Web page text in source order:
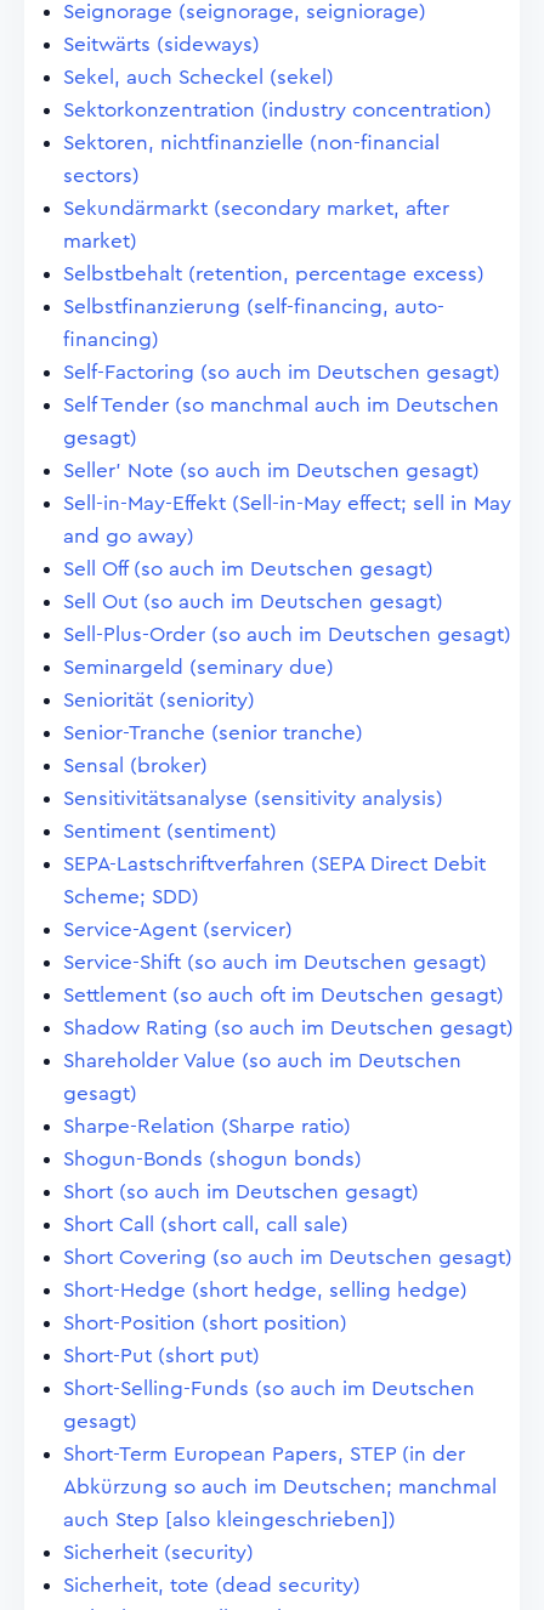
Seignorage (seignorage, seigniorage)
Seitwärts (sideways)
Sekel, auch Scheckel (sekel)
Sektorkonzentration (industry concentration)
Sektoren, nichtfinanzielle (non-financial
sectors)
Sekundärmarkt (secondary market, after
market)
Selbstbehalt (retention, percentage excess)
Selbstfinanzierung (self-financing, auto-
financing)
Self-Factoring (so auch im Deutschen gesagt)
Self Tender (so manchmal auch im Deutschen
gesagt)
Seller' Note (so auch im Deutschen gesagt)
Sell-in-May-Effekt (Sell-in-May effect; sell in May
and go away)
Sell Off (so auch im Deutschen gesagt)
Sell Out (so auch im Deutschen gesagt)
Sell-Plus-Order (so auch im Deutschen gesagt)
Seminargeld (seminary due)
Seniorität (seniority)
Senior-Tranche (senior tranche)
Sensal (broker)
Sensitivitätsanalyse (sensitivity analysis)
Sentiment (sentiment)
SEPA-Lastschriftverfahren (SEPA Direct Debit
Scheme; SDD)
Service-Agent (servicer)
Service-Shift (so auch im Deutschen gesagt)
Settlement (so auch oft im Deutschen gesagt)
Shadow Rating (so auch im Deutschen gesagt)
Shareholder Value (so auch im Deutschen
gesagt)
Sharpe-Relation (Sharpe ratio)
Shogun-Bonds (shogun bonds)
Short (so auch im Deutschen gesagt)
Short Call (short call, call sale)
Short Covering (so auch im Deutschen gesagt)
Short-Hedge (short hedge, selling hedge)
Short-Position (short position)
Short-Put (short put)
Short-Selling-Funds (so auch im Deutschen
gesagt)
Short-Term European Papers, STEP (in der
Abkürzung so auch im Deutschen; manchmal
auch Step [also kleingeschrieben])
Sicherheit (security)
Sicherheit, tote (dead security)